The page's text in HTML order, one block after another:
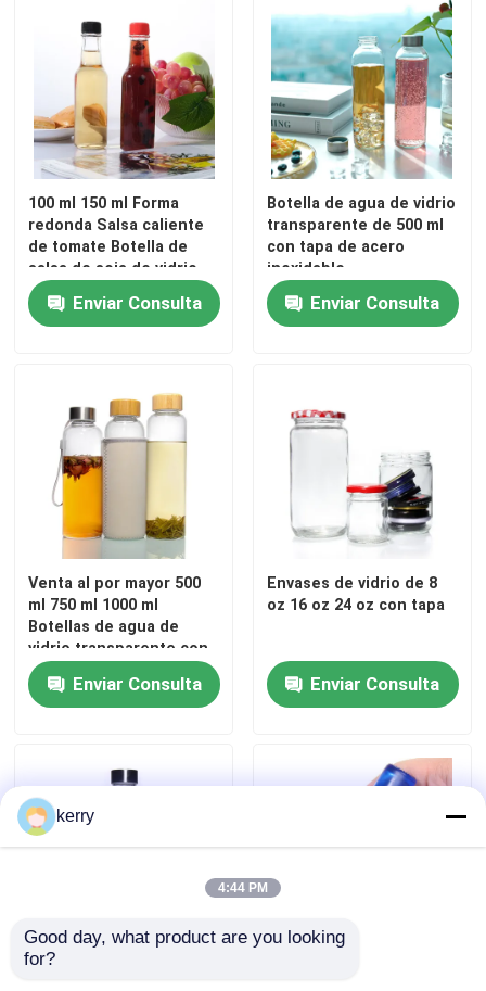
100 ml 150 ml Forma
redonda Salsa caliente
de tomate Botella de
salsa de soja de vidrio
Enviar Consulta
Botella de agua de vidrio
transparente de 500 ml
con tapa de acero
inoxidable
Enviar Consulta
Venta al por mayor 500
ml 750 ml 1000 ml
Botellas de agua de
vidrio transparente con
tapa y tapas
Enviar Consulta
Envases de vidrio de 8
oz 16 oz 24 oz con tapa
Enviar Consulta
Nuevo diseño
kerry
4:44 PM
Good day, what product are you looking
for?